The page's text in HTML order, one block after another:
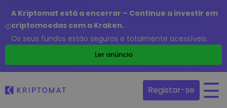
A Kriptomat está a encerrar – Continue a investir em
criptomoedas com a Kraken.
Os seus fundos estão seguros e totalmente acessíveis.
Ler anúncio
Registar-se